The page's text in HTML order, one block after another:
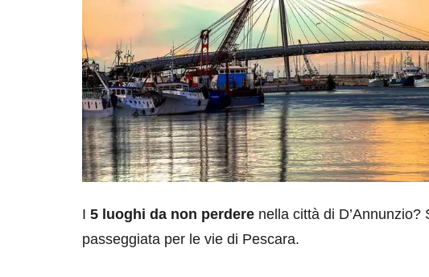
I 5 luoghi da non perdere nella città di
passeggiata per le vie di Pescara.